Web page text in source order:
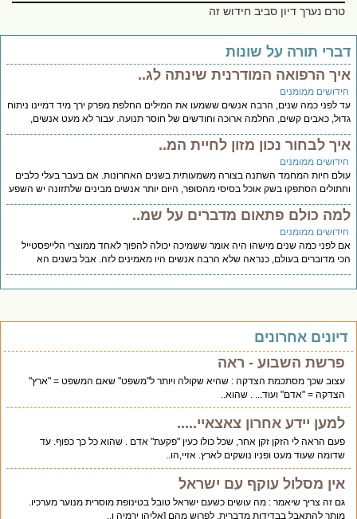
טרם נערך דיון סביב חידוש זה
תורה על שונות
הרפואה המודרנית שינתה לג..
ממומנים
לפני כמה שנים, הרבה אנשים ששמעו את המילים החלפת מפרק ירך מיד דמיינו ניתוח
כאבים קשים, החלמה ארוכה וחודשים של חוסר תנועה. עבור לא מעט אנשים,
לבחור נכון מזון לחיית המ..
ממומנים
חיות המחמד השתנה בצורה משמעותית בשנים האחרונות. אם בעבר בעלי כלבים
הסתפקו בשק אוכל בסיסי מהסופר, היום יותר אנשים מבינים שלתזונה יש השפע
כולם פתאום מדברים על שמ..
ממומנים
לפני כמה שנים מישהו היה אומר ששמיכה יכולה להפוך לאחד ממוצרי הלייפסטייל
מדוברים בעולם, כנראה שלא הרבה אנשים היו מאמינים לזה. אבל בשנים הא
אחרונים
פרשת השבוע - ראה
עצוב שכך מסתכמת הצדקה : שהיא שקולה ויותר ל"משפט" שאם המשפט = "ארץ"
הצדקה = "אדם" ועוד... . שהוא..
למען יידע אחרון צאצאיי.....
פעם הראה לי הזקן זקן אחר, שכל כולו כעין "פקעת" אדם . שהוא כל כך כפוף. עד
שדומה שעוד מעט ופניו נושקים לארץ. אזיי,הו..
אין מסלול עוקף עם ישראל
גם זה צריך שיאמר : מה עושים כשעם ישראל טובל בטינופת מוסרית מנוער מערכיו.
מותר להתאבל בבדידות מדברית. לפרוש מהם [אליהו ירמיה ו..